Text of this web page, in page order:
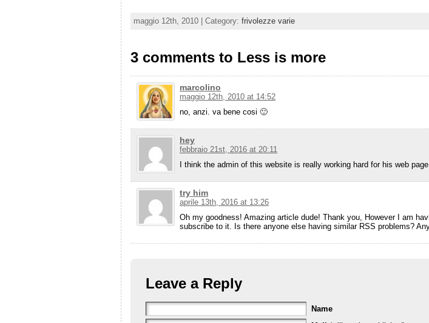
maggio 12th, 2010 | Category: frivolezze varie
3 comments to Less is more
marcolino
maggio 12th, 2010 at 14:52
no, anzi. va bene cosi 🙂
hey
febbraio 21st, 2016 at 20:11
I think the admin of this website is really working hard for his web
try him
aprile 13th, 2016 at 13:26
Oh my goodness! Amazing article dude! Thank you, However I am
subscribe to it. Is there anyone else having similar RSS problems?
Leave a Reply
Name